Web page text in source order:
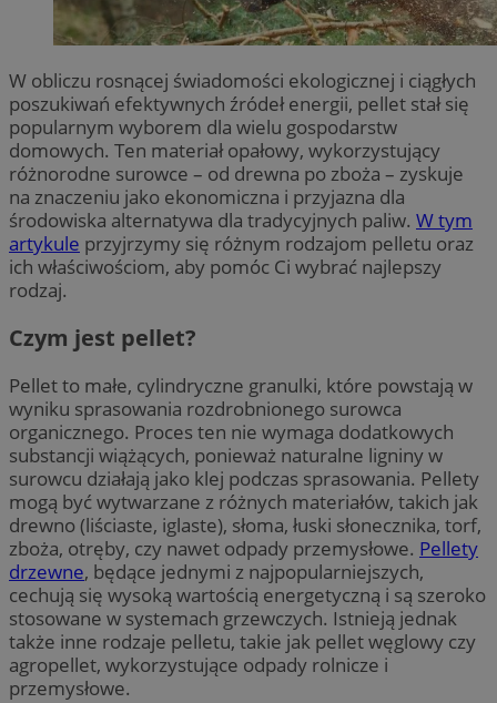
W obliczu rosnącej świadomości ekologicznej i ciągłych
poszukiwań efektywnych źródeł energii, pellet stał się
popularnym wyborem dla wielu gospodarstw
domowych. Ten materiał opałowy, wykorzystujący
różnorodne surowce – od drewna po zboża – zyskuje
na znaczeniu jako ekonomiczna i przyjazna dla
środowiska alternatywa dla tradycyjnych paliw. W tym
artykule przyjrzymy się różnym rodzajom pelletu oraz
ich właściwościom, aby pomóc Ci wybrać najlepszy
rodzaj.
Czym jest pellet?
Pellet to małe, cylindryczne granulki, które powstają w
wyniku sprasowania rozdrobnionego surowca
organicznego. Proces ten nie wymaga dodatkowych
substancji wiążących, ponieważ naturalne ligniny w
surowcu działają jako klej podczas sprasowania. Pellety
mogą być wytwarzane z różnych materiałów, takich jak
drewno (liściaste, iglaste), słoma, łuski słonecznika, torf,
zboża, otręby, czy nawet odpady przemysłowe. Pellety
drzewne, będące jednymi z najpopularniejszych,
cechują się wysoką wartością energetyczną i są szeroko
stosowane w systemach grzewczych. Istnieją jednak
także inne rodzaje pelletu, takie jak pellet węglowy czy
agropellet, wykorzystujące odpady rolnicze i
przemysłowe.